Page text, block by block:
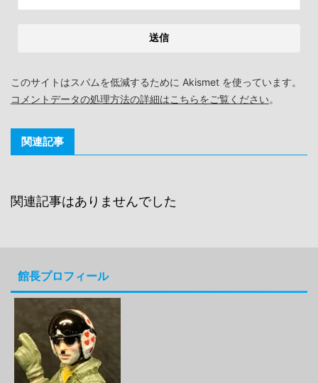
このサイトはスパムを低減するために Akismet を使っています。
コメントデータの処理方法の詳細はこちらをご覧ください。
関連記事
関連記事はありませんでした
館長プロフィール